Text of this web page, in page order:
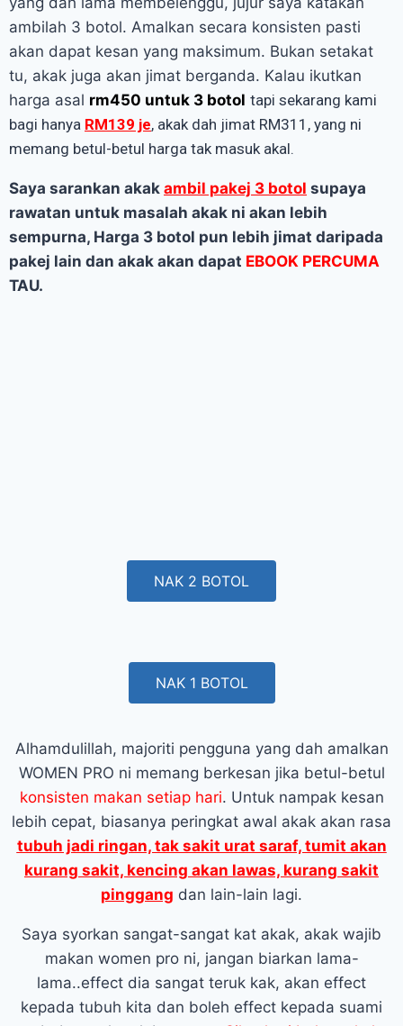
ambilah 3 botol. Amalkan secara konsisten pasti
akan dapat kesan yang maksimum. Bukan setakat
tu, akak juga akan jimat berganda. Kalau ikutkan
harga asal rm450 untuk 3 botol tapi sekarang kami
bagi hanya RM139 je, akak dah jimat RM311, yang ni
memang betul-betul harga tak masuk akal.
Saya sarankan akak ambil pakej 3 botol supaya
rawatan untuk masalah akak ni akan lebih
sempurna, Harga 3 botol pun lebih jimat daripada
pakej lain dan akak akan dapat EBOOK PERCUMA
TAU.
NAK 2 BOTOL
NAK 1 BOTOL
Alhamdulillah, majoriti pengguna yang dah amalkan
WOMEN PRO ni memang berkesan jika betul-betul
konsisten makan setiap hari. Untuk nampak kesan
lebih cepat, biasanya peringkat awal akak akan rasa
tubuh jadi ringan, tak sakit urat saraf, tumit akan
kurang sakit, kencing akan lawas, kurang sakit
pinggang dan lain-lain lagi.
Saya syorkan sangat-sangat kat akak, akak wajib
makan women pro ni, jangan biarkan lama-
lama..effect dia sangat teruk kak, akan effect
kepada tubuh kita dan boleh effect kepada suami